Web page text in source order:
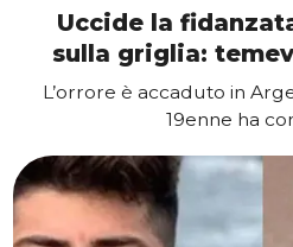
Uccide la
sulla griglia:
L’orrore è accaduto in
19enne ha